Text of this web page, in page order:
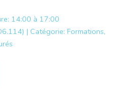
14:00 à 17:00
| Catégorie: Formations,